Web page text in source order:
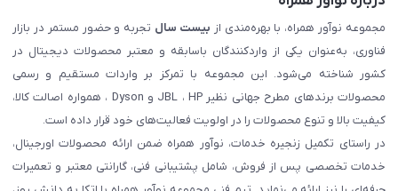
مجموعه نوآور همراه، با بهره‌مندی از بیست سال تجربه و حضور مستمر در بازار
فناوری، به‌عنوان یکی از واردکنندگان باسابقه و معتبر محصولات دیجیتال در
کشور شناخته می‌شود. این مجموعه با تمرکز بر واردات مستقیم و رسمی
محصولات برندهای مطرح جهانی نظیر JBL ، HP و Dyson ، همواره اصالت کالا،
کیفیت بالا و تنوع محصولات را در اولویت فعالیت‌های خود قرار داده است.
در راستای تکمیل زنجیره خدمات، نوآور همراه ضمن ارائه محصولات اورجینال،
خدمات تخصصی پس از فروش، شامل پشتیبانی فنی، گارانتی معتبر و تعمیرات